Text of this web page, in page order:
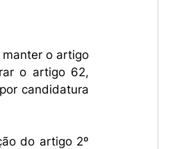
o artigo
o artigo 62,
candidatura
do artigo 2º